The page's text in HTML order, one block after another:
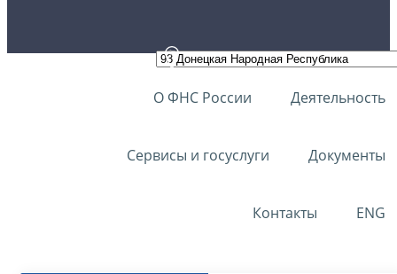
О ФНС России Деятельность
Сервисы и госуслуги Документы
Контакты ENG